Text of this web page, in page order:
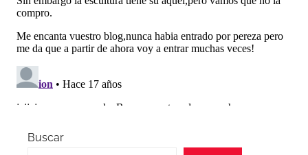
Buscar